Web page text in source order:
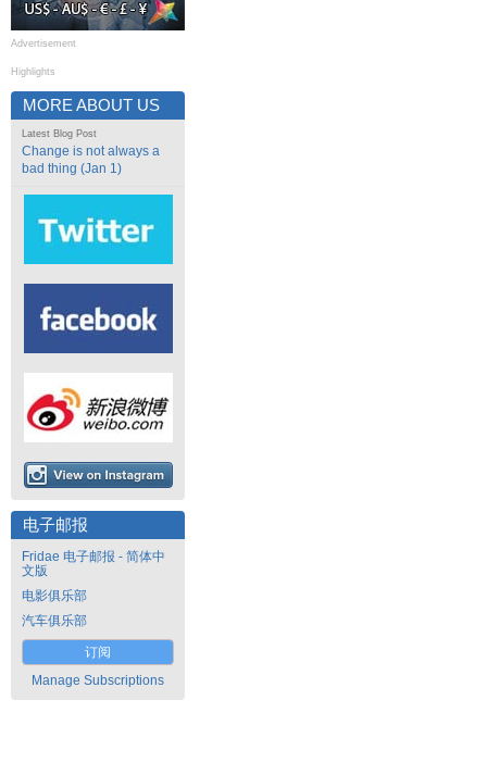
Advertisement
Highlights
MORE ABOUT US
Latest Blog Post
Change is not always a
bad thing (Jan 1)
电子邮报
Fridae 电子邮报 - 简体中
文版
电影俱乐部
汽车俱乐部
订阅
Manage Subscriptions